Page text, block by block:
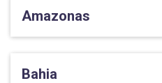
Amazonas
Bahia